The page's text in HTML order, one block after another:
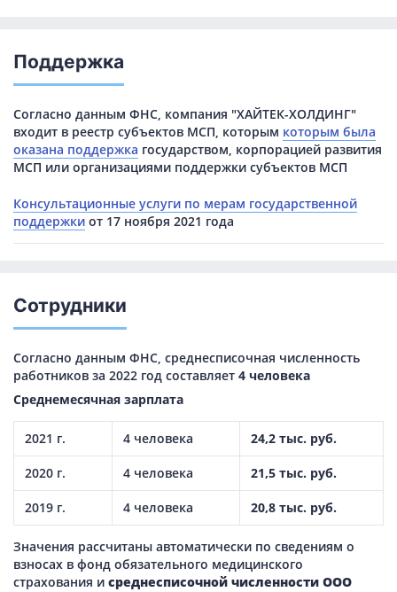
Поддержка
Согласно данным ФНС, компания "ХАЙТЕК-ХОЛДИНГ"
входит в реестр субъектов МСП, которым которым была
оказана поддержка государством, корпорацией развития
МСП или организациями поддержки субъектов МСП
Консультационные услуги по мерам государственной
поддержки от 17 ноября 2021 года
Сотрудники
Согласно данным ФНС, среднесписочная численность
работников за 2022 год составляет 4 человека
Среднемесячная зарплата
2021 г. 4 человека 24,2 тыс. руб.
2020 г. 4 человека 21,5 тыс. руб.
2019 г. 4 человека 20,8 тыс. руб.
Значения рассчитаны автоматически по сведениям о
взносах в фонд обязательного медицинского
страхования и среднесписочной численности ООО